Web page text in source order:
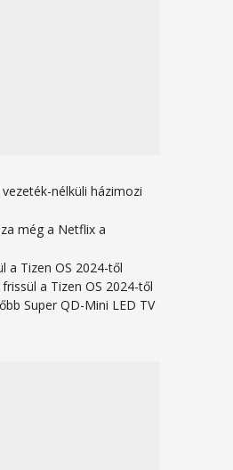
nélküli házimozi
még a Netflix a
a Tizen OS 2024-től
a Tizen OS 2024-től
Super QD-Mini LED TV